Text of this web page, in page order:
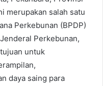
merupakan salah satu
Perkebunan (BPDP)
Perkebunan,
untuk
daya saing para